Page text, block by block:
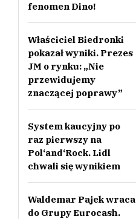
fenomen Dino!
Właściciel Biedronki
pokazał wyniki. Prezes
JM o rynku: „Nie
przewidujemy
znaczącej poprawy”
System kaucyjny po
raz pierwszy na
Pol‘and‘Rock. Lidl
chwali się wynikiem
Waldemar Pajek wraca
do Grupy Eurocash.